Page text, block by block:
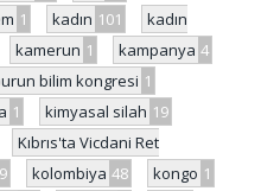
1 kadın 101
kadın
kamerun 1 kampanya 4
bilim kongresi 1
1 kimyasal silah 19
Kıbrıs'ta Vicdani Ret
kolombiya 48 kongo 1